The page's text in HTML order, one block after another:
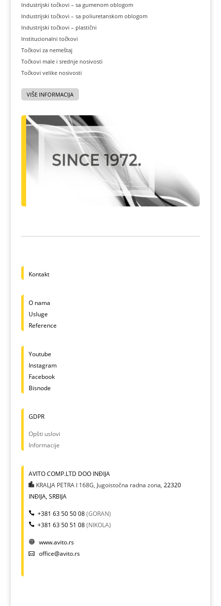
Industrijski točkovi – sa gumenom oblogom
Industrijski točkovi – sa poliuretanskom oblogom
Industrijski točkovi – plastični
Institucionalni točkovi
Točkovi za nemeštaj
Točkovi male i srednje nosivosti
Točkovi velike nosivosti
VIŠE INFORMACIJA
Kontakt
O nama
Usluge
Reference
Youtube
Instagram
Facebook
Bisnode
GDPR
Opšti uslovi
Informacije
AVITO COMP.LTD DOO INĐIJA
KRALJA PETRA I 168G, Jugoistočna radna zona, 22320
INĐIJA, SRBIJA
+381 63 50 50 08(GORAN)
+381 63 50 51 08(NIKOLA)
www.avito.rs
office@avito.rs